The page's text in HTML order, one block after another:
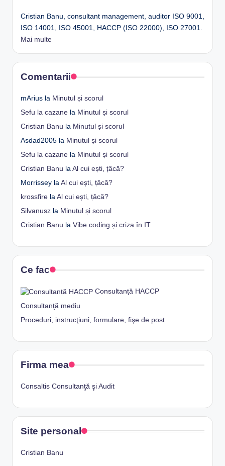
Cristian Banu, consultant management, auditor ISO 9001,
ISO 14001, ISO 45001, HACCP (ISO 22000), ISO 27001.
Mai multe
Comentarii
mArius la Minutul și scorul
Sefu la cazane la Minutul și scorul
Cristian Banu la Minutul și scorul
Asdad2005 la Minutul și scorul
Sefu la cazane la Minutul și scorul
Cristian Banu la Al cui ești, țâcă?
Morrissey la Al cui ești, țâcă?
krossfire la Al cui ești, țâcă?
Silvanusz la Minutul și scorul
Cristian Banu la Vibe coding și criza în IT
Ce fac
Consultanță HACCP
Consultanţă mediu
Proceduri, instrucţiuni, formulare, fişe de post
Firma mea
Consaltis Consultanţă şi Audit
Site personal
Cristian Banu